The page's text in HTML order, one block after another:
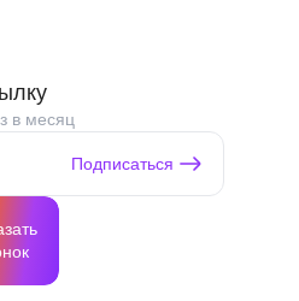
в месяц
Подписаться